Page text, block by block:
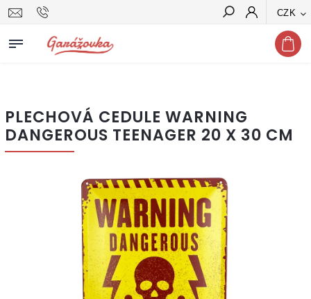
CZK
Hledat
PLECHOVÁ CEDULE WARNING
DANGEROUS TEENAGER 20 X 30 CM